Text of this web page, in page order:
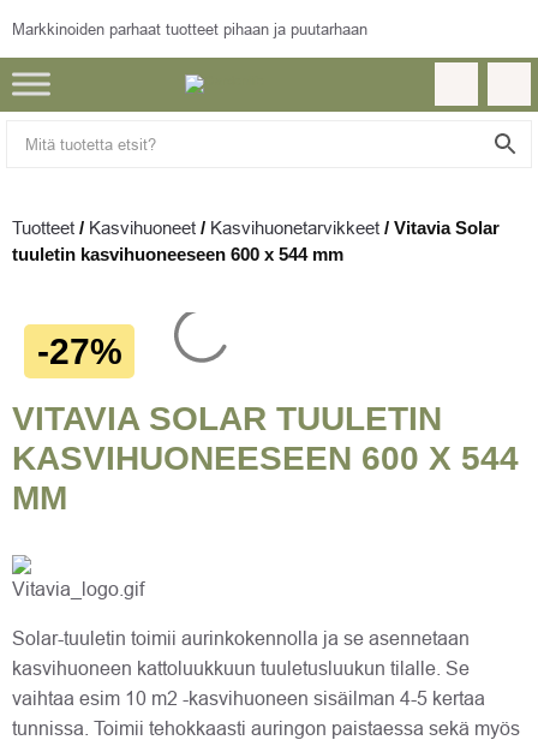
Markkinoiden parhaat tuotteet pihaan ja puutarhaan
Tuotteet / Kasvihuoneet / Kasvihuonetarvikkeet / Vitavia Solar
tuuletin kasvihuoneeseen 600 x 544 mm
-27%
VITAVIA SOLAR TUULETIN
KASVIHUONEESEEN 600 X 544
MM
Solar-tuuletin toimii aurinkokennolla ja se asennetaan
kasvihuoneen kattoluukkuun tuuletusluukun tilalle. Se
vaihtaa esim 10 m2 -kasvihuoneen sisäilman 4-5 kertaa
tunnissa. Toimii tehokkaasti auringon paistaessa sekä myös